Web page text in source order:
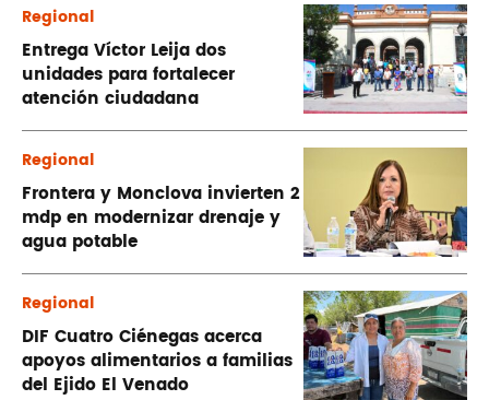
Regional
Entrega Víctor Leija dos
unidades para fortalecer
atención ciudadana
Regional
Frontera y Monclova invierten 2
mdp en modernizar drenaje y
agua potable
Regional
DIF Cuatro Ciénegas acerca
apoyos alimentarios a familias
del Ejido El Venado